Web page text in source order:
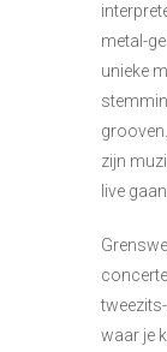
metal-
unieke
zijn
live
waar je